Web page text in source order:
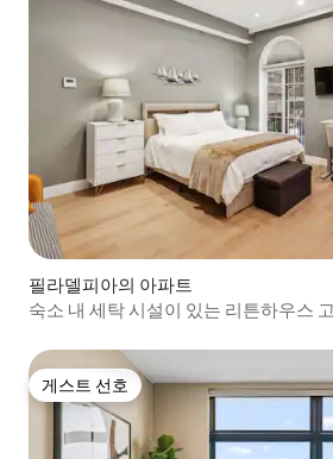
필라델피아의 아파트
숙소 내 세탁 시설이 있는 리튼하우스
게스트 선호
게스트 선호